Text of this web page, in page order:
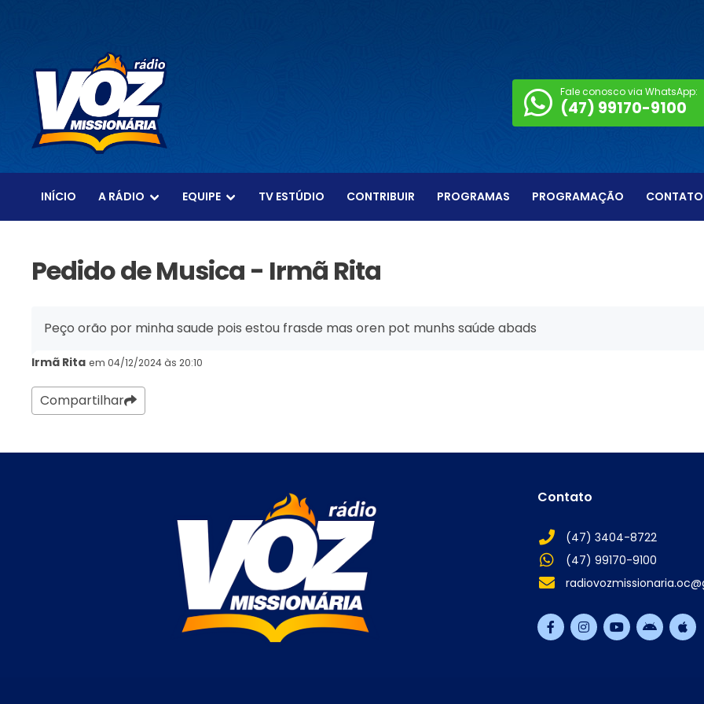
Fale conosco via WhatsApp:
(47) 99170-9100
INÍCIO A RÁDIO EQUIPE TV ESTÚDIO CONTRIBUIR PROGRAMAS PROGRAMAÇÃO CONTATO
Pedido de Musica - Irmã Rita
Peço orão por minha saude pois estou frasde mas oren pot munhs saúde abads
Irmã Rita em 04/12/2024 às 20:10
Compartilhar
Contato
(47) 3404-8722
(47) 99170-9100